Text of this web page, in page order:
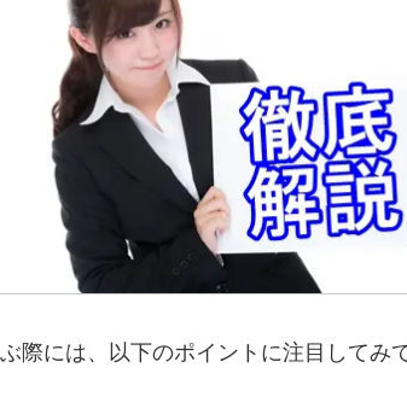
際には、以下のポイントに注目してみ